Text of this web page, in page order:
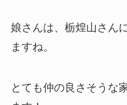
娘さんは、栃煌山さん
ますね。
とても仲の良さそうな